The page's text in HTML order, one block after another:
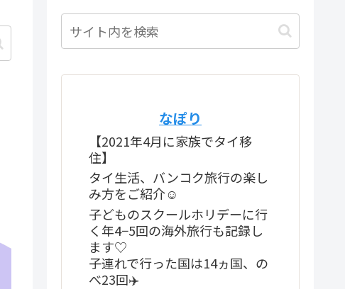
なぽり
【2021年4月に家族でタイ移
住】
タイ生活、バンコク旅行の楽し
み方をご紹介☺️
子どものスクールホリデーに行
く年4−5回の海外旅行も記録し
ます♡
子連れで行った国は14ヵ国、の
べ23回✈️